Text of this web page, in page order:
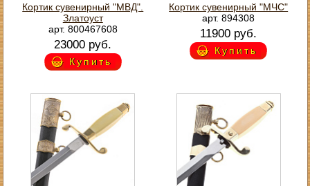
Кортик сувенирный "МВД".
Златоуст
арт. 800467608
23000 руб.
Купить
Кортик сувенирный "МЧС"
арт. 894308
11900 руб.
Купить